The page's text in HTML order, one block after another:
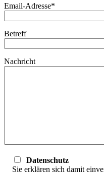
Email-Adresse*
Betreff
Nachricht
Datenschutz
Sie erklären sich damit